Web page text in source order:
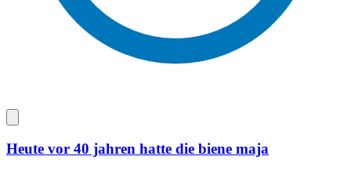
Heute vor 40 jahren hatte die biene maja